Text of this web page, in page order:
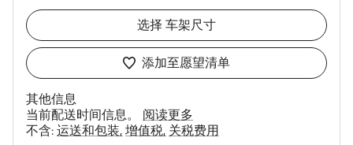
选择 车架尺寸
添加至愿望清单
其他信息
当前配送时间信息。 阅读更多
不含: 运送和包装 增值税 关税费用